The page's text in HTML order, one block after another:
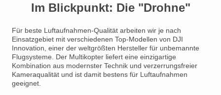
Im Blickpunkt: Die "Drohne"
Für beste Luftaufnahmen-Qualität arbeiten wir je nach
Einsatzgebiet mit verschiedenen Top-Modellen von DJI
Innovation, einer der weltgrößten Hersteller für unbemannte
Flugsysteme. Der Multikopter liefert eine einzigartige
Kombination aus modernster Technik und verzerrungsfreier
Kameraqualität und ist damit bestens für Luftaufnahmen
geeignet.